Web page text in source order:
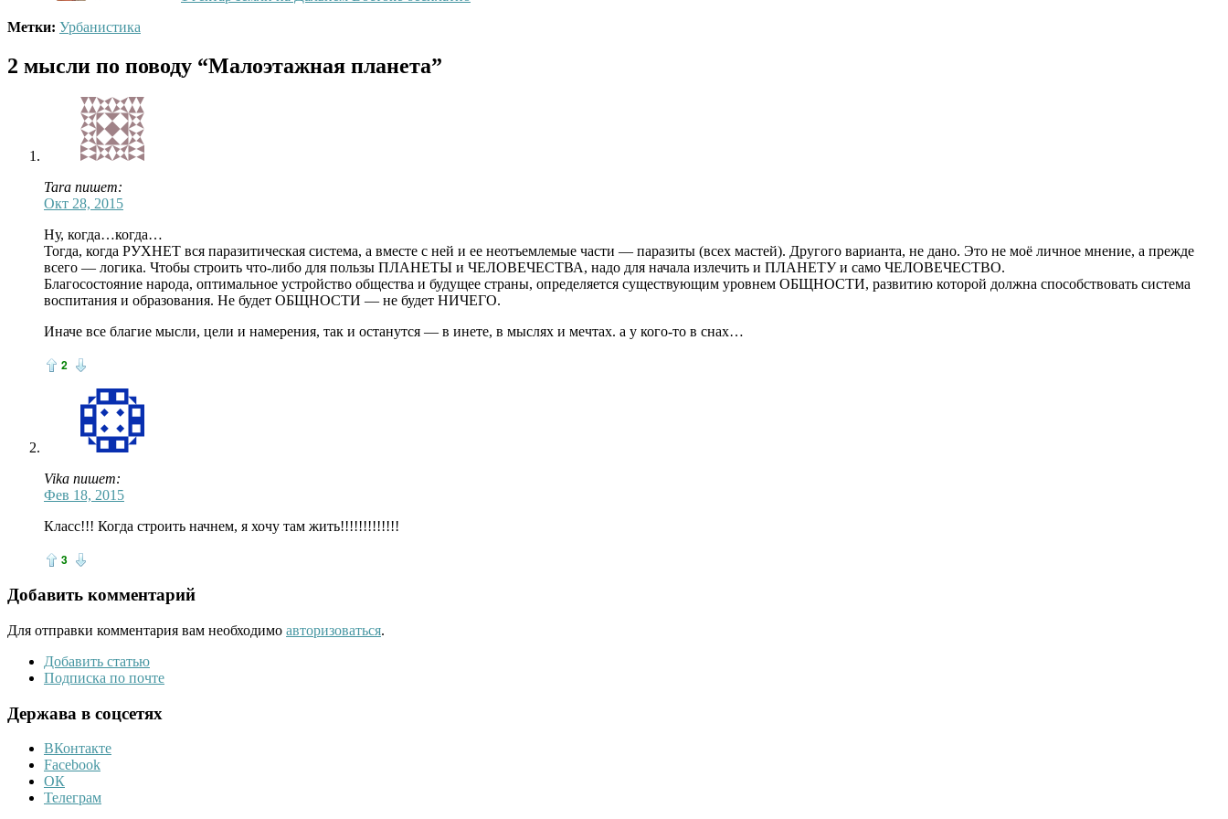
Метки: Урбанистика
2 мысли по поводу “Малоэтажная планета”
Tara пишет:
Окт 28, 2015
Ну, когда…когда…
Тогда, когда РУХНЕТ вся паразитическая система, а вместе с ней и ее неотъемлемые части — паразиты (всех мастей). Другого варианта, не дано. Это не моё личное мнение, а прежде
всего — логика. Чтобы строить что-либо для пользы ПЛАНЕТЫ и ЧЕЛОВЕЧЕСТВА, надо для начала излечить и ПЛАНЕТУ и само ЧЕЛОВЕЧЕСТВО.
Благосостояние народа, оптимальное устройство общества и будущее страны, определяется существующим уровнем ОБЩНОСТИ, развитию которой должна способствовать система
воспитания и образования. Не будет ОБЩНОСТИ — не будет НИЧЕГО.
Иначе все благие мысли, цели и намерения, так и останутся — в инете, в мыслях и мечтах. а у кого-то в снах…
2
Vika пишет:
Фев 18, 2015
Класс!!! Когда строить начнем, я хочу там жить!!!!!!!!!!!!!
3
Добавить комментарий
Для отправки комментария вам необходимо авторизоваться.
Добавить статью
Подписка по почте
Держава в соцсетях
ВКонтакте
Facebook
ОК
Телеграм